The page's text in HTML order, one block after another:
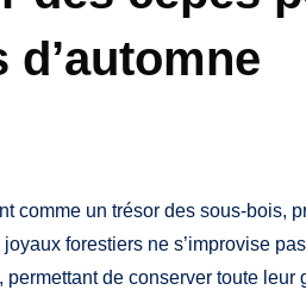
comme un trésor des sous-bois,
forestiers ne s’improvise
de conserver toute leur